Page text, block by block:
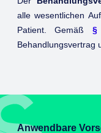
alle wesentlichen
Patient. Gemäß §
Behandlungsvertrag
Anwendbare